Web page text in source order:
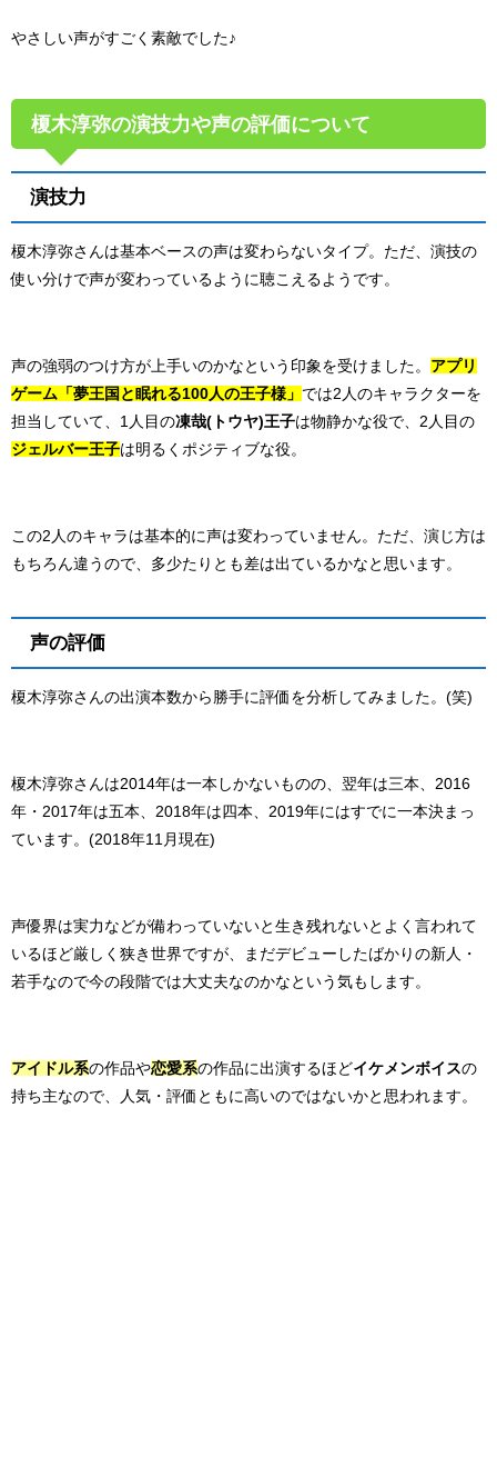
やさしい声がすごく素敵でした♪
榎木淳弥の演技力や声の評価について
演技力
榎木淳弥さんは基本ベースの声は変わらないタイプ。ただ、演技の
使い分けで声が変わっているように聴こえるようです。
声の強弱のつけ方が上手いのかなという印象を受けました。 アプリ
ゲーム「夢王国と眠れる100人の王子様」 では2人のキャラクターを
担当していて、1人目の凍哉(トウヤ)王子は物静かな役で、2人目の
ジェルバー王子は明るくポジティブな役。
この2人のキャラは基本的に声は変わっていません。ただ、演じ方は
もちろん違うので、多少たりとも差は出ているかなと思います。
声の評価
榎木淳弥さんの出演本数から勝手に評価を分析してみました。(笑)
榎木淳弥さんは2014年は一本しかないものの、翌年は三本、2016
年・2017年は五本、2018年は四本、2019年にはすでに一本決まっ
ています。(2018年11月現在)
声優界は実力などが備わっていないと生き残れないとよく言われて
いるほど厳しく狭き世界ですが、まだデビューしたばかりの新人・
若手なので今の段階では大丈夫なのかなという気もします。
アイドル系の作品や恋愛系の作品に出演するほどイケメンボイスの
持ち主なので、人気・評価ともに高いのではないかと思われます。